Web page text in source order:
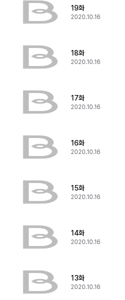
19화
2020.10.16
18화
2020.10.16
17화
2020.10.16
16화
2020.10.16
15화
2020.10.16
14화
2020.10.16
13화
2020.10.16